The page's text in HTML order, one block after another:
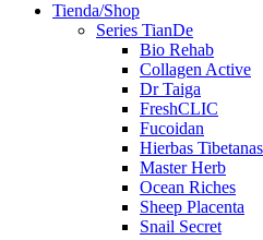
Tienda/Shop
Series TianDe
Bio Rehab
Collagen Active
Dr Taiga
FreshCLIC
Fucoidan
Hierbas Tibetanas
Master Herb
Ocean Riches
Sheep Placenta
Snail Secret